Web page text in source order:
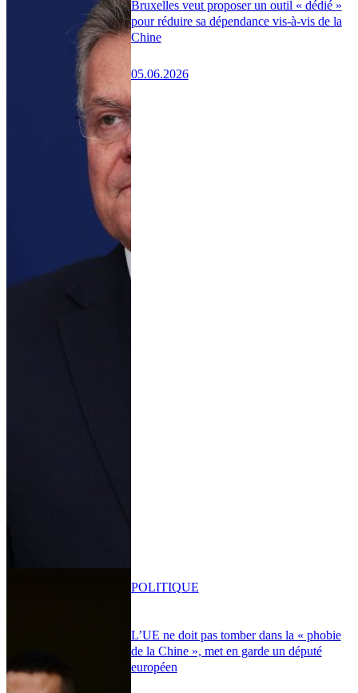
Bruxelles veut proposer un outil « dédié »
pour réduire sa dépendance vis-à-vis de la
Chine
05.06.2026
L’UE ne doit pas tomber dans la « phobie
de la Chine », met en garde un député
européen
POLITIQUE